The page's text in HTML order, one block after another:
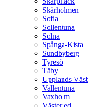
Skärholmen
Sofia
Sollentuna
Solna
Spånga-Kista
Sundbyberg
Tyresö
Täby
Upplands
Vallentuna
Vaxholm
Västerled